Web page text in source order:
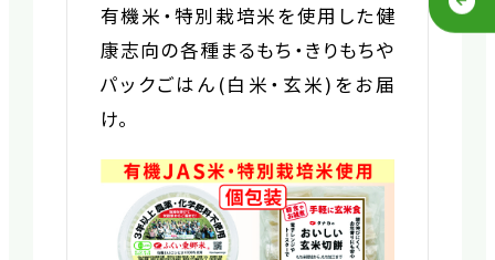
有機米・特別栽培米を使用した健
康志向の各種まるもち・きりもちや
パックごはん(白米・玄米)をお届
け。